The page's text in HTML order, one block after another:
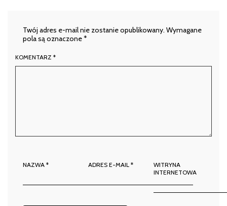
Twój adres e-mail nie zostanie opublikowany. Wymagane
pola są oznaczone*
KOMENTARZ *
NAZWA * ADRES E-MAIL*
WITRYNA
INTERNETOWA